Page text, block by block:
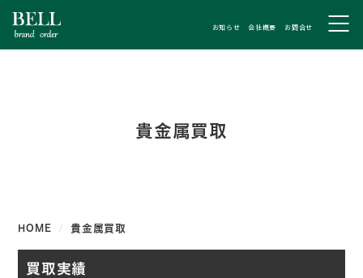
お知らせ 会社概要 お問合せ
貴金属買取
HOME 貴金属買取
買取実績